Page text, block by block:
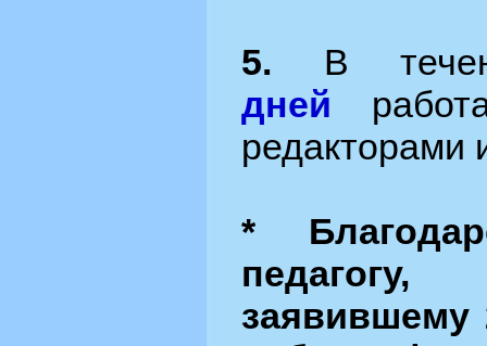
5. В
дней
редакторами
*
заявившему